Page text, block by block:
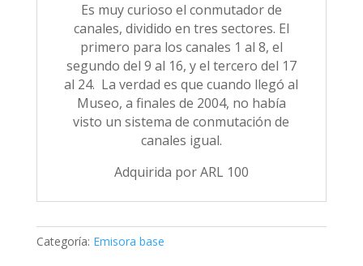
Es muy curioso el conmutador de
canales, dividido en tres sectores. El
primero para los canales 1 al 8, el
segundo del 9 al 16, y el tercero del 17
al 24. La verdad es que cuando llegó al
Museo, a finales de 2004, no había
visto un sistema de conmutación de
canales igual.
Adquirida por ARL 100
Categoría: Emisora base